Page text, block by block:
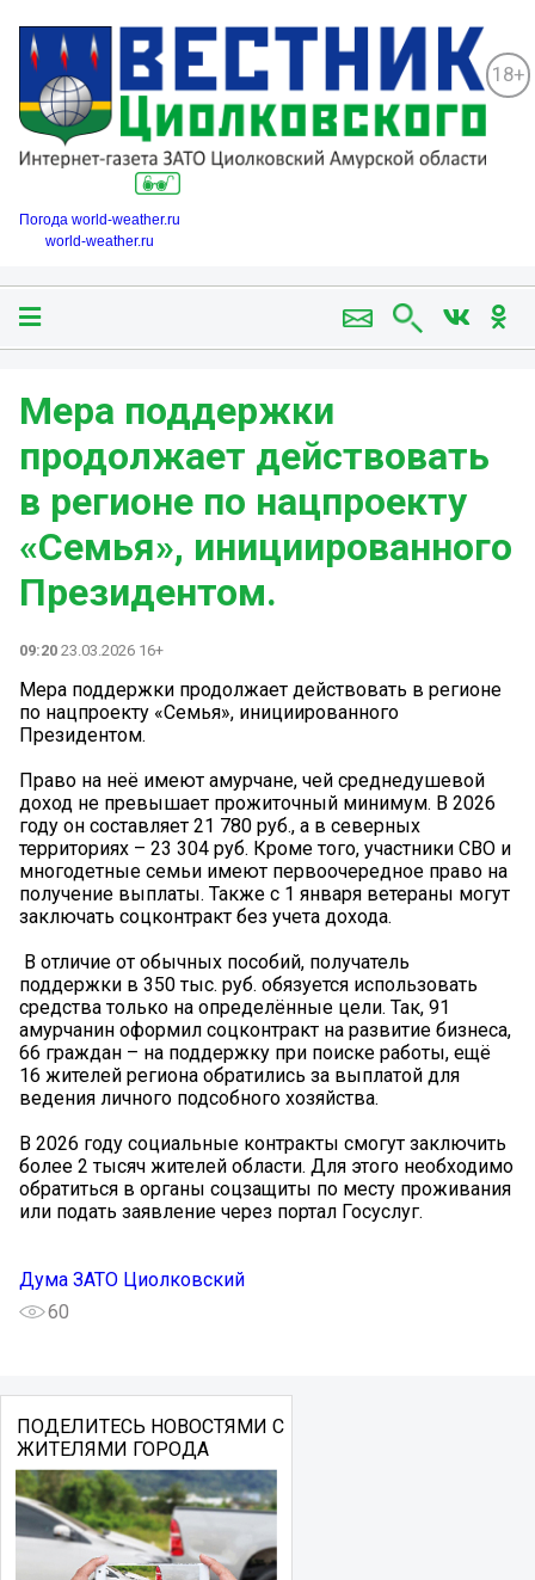
18+
Погода world-weather.ru
world-weather.ru
Мера поддержки
продолжает действовать
в регионе по нацпроекту
«Семья», инициированного
Президентом.
09:20 23.03.2026 16+
Мера поддержки продолжает действовать в регионе
по нацпроекту «Семья», инициированного
Президентом.
Право на неё имеют амурчане, чей среднедушевой
доход не превышает прожиточный минимум. В 2026
году он составляет 21 780 руб., а в северных
территориях – 23 304 руб. Кроме того, участники СВО и
многодетные семьи имеют первоочередное право на
получение выплаты. Также с 1 января ветераны могут
заключать соцконтракт без учета дохода.
️ В отличие от обычных пособий, получатель
поддержки в 350 тыс. руб. обязуется использовать
средства только на определённые цели. Так, 91
амурчанин оформил соцконтракт на развитие бизнеса,
66 граждан – на поддержку при поиске работы, ещё
16 жителей региона обратились за выплатой для
ведения личного подсобного хозяйства.
В 2026 году социальные контракты смогут заключить
более 2 тысяч жителей области. Для этого необходимо
обратиться в органы соцзащиты по месту проживания
или подать заявление через портал Госуслуг.
Дума ЗАТО Циолковский
60
ПОДЕЛИТЕСЬ НОВОСТЯМИ С
ЖИТЕЛЯМИ ГОРОДА